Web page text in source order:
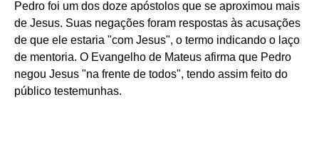
Pedro foi um dos doze apóstolos que se aproximou mais
de Jesus. Suas negações foram respostas às acusações
de que ele estaria "com Jesus", o termo indicando o laço
de mentoria. O Evangelho de Mateus afirma que Pedro
negou Jesus "na frente de todos", tendo assim feito do
público testemunhas.